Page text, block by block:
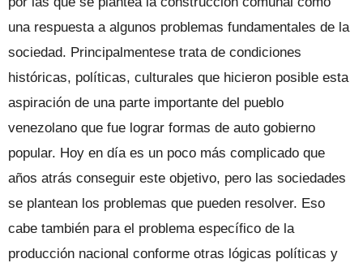
una respuesta a algunos problemas fundamentales de la
sociedad. Principalmentese trata de condiciones
históricas, políticas, culturales que hicieron posible esta
aspiración de una parte importante del pueblo
venezolano que fue lograr formas de auto gobierno
popular. Hoy en día es un poco más complicado que
años atrás conseguir este objetivo, pero las sociedades
se plantean los problemas que pueden resolver. Eso
cabe también para el problema específico de la
producción nacional conforme otras lógicas políticas y